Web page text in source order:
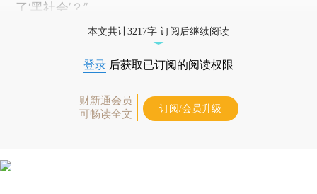
了‘黑社会’？”
本文共计3217字 订阅后继续阅读
登录 后获取已订阅的阅读权限
财新通会员
可畅读全文
订阅/会员升级